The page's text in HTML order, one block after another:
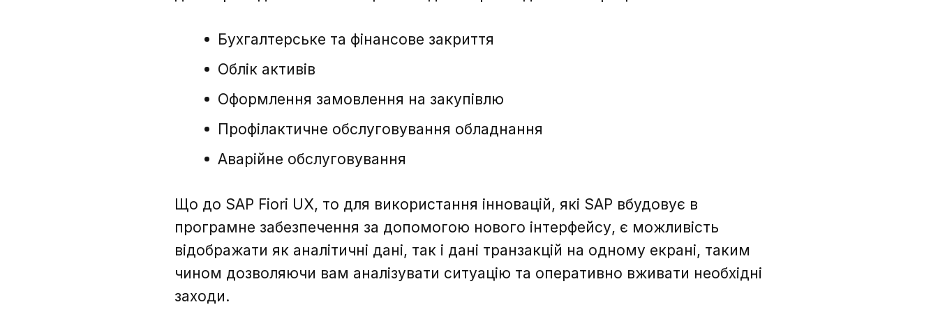
Бухгалтерське та фінансове закриття
Облік активів
Оформлення замовлення на закупівлю
Профілактичне обслуговування обладнання
Аварійне обслуговування
Що до SAP Fiori UX, то для використання інновацій, які SAP вбудовує в
програмне забезпечення за допомогою нового інтерфейсу, є можливість
відображати як аналітичні дані, так і дані транзакцій на одному екрані, таким
чином дозволяючи вам аналізувати ситуацію та оперативно вживати необхідні
заходи.